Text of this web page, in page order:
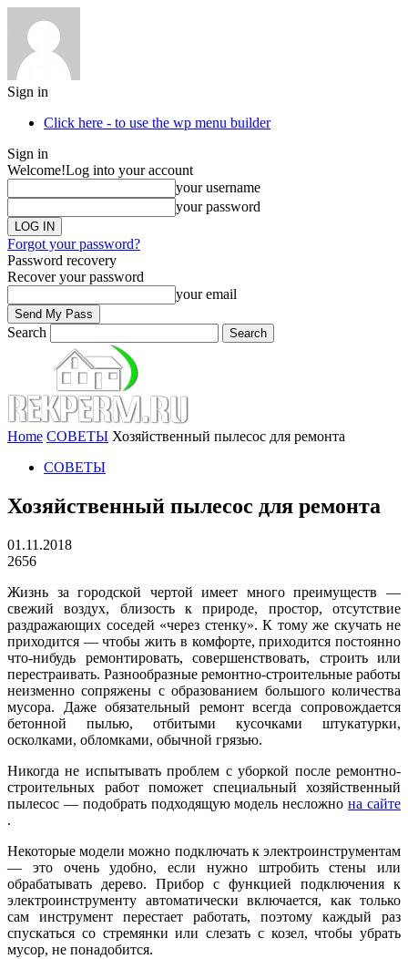
Sign in
Click here - to use the wp menu builder
Sign in
Welcome!Log into your account
your username
your password
Forgot your password?
Password recovery
Recover your password
your email
Search
Home СОВЕТЫ Хозяйственный пылесос для ремонта
СОВЕТЫ
Хозяйственный пылесос для ремонта
01.11.2018
2656
Жизнь за городской чертой имеет много преимуществ —
свежий воздух, близость к природе, простор, отсутствие
раздражающих соседей «через стенку». К тому же скучать не
приходится — чтобы жить в комфорте, приходится постоянно
что-нибудь ремонтировать, совершенствовать, строить или
перестраивать. Разнообразные ремонтно-строительные работы
неизменно сопряжены с образованием большого количества
мусора. Даже обязательный ремонт всегда сопровождается
бетонной пылью, отбитыми кусочками штукатурки,
осколками, обломками, обычной грязью.
Никогда не испытывать проблем с уборкой после ремонтно-
строительных работ поможет специальный хозяйственный
пылесос — подобрать подходящую модель несложнона сайте
.
Некоторые модели можно подключать к электроинструментам
— это очень удобно, если нужно штробить стены или
обрабатывать дерево. Прибор с функцией подключения к
электроинструменту автоматически включается, как только
сам инструмент перестает работать, поэтому каждый раз
спускаться со стремянки или слезать с козел, чтобы убрать
мусор, не понадобится.